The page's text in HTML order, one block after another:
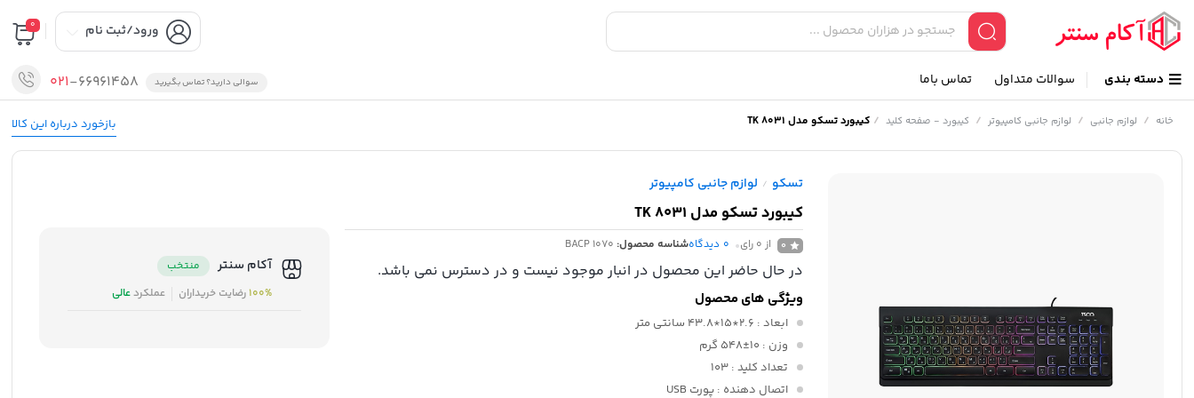
ورود/ثبت نام 0
دسته بندی سوالات متداول تماس باما سوالی دارید؟ تماس بگیرید 021-66961458
بازخورد درباره این کالا خانه / لوازم جانبی / لوازم جانبی کامپیوتر / کیبورد - صفحه کلید / کیبورد تسکو مدل TK 8031
تسکو / لوازم جانبی کامپیوتر
کیبورد تسکو مدل TK 8031
0 از 0 رای 0 دیدگاهشناسه محصول: BACP 1070
در حال حاضر این محصول در انبار موجود نیست و در دسترس نمی باشد.
ویژگی های محصول
ابعاد : 2.6*15*43.8 سانتی متر
وزن : 10±548 گرم
تعداد کلید : 103
اتصال دهنده : پورت USB
آکام سنتر
منتخب
100%رضایت خریداران عملکردعالی